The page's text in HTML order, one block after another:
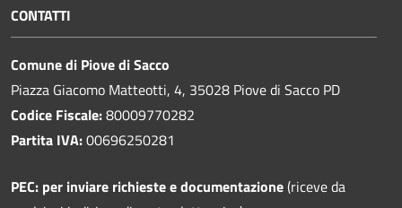
CONTATTI
Comune di Piove di Sacco
Piazza Giacomo Matteotti, 4, 35028 Piove di Sacco PD
Codice Fiscale:80009770282
Partita IVA:00696250281
PEC: per inviare richieste e documentazione(riceve da